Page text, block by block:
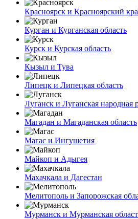
Красноярск и Красноярский
Курган и Курганская область
Курск и Курская область
Кызыл и Тува
Липецк и Липецкая область
Луганск и Луганская народная
Магадан и Магаданская область
Магас и Ингушетия
Майкоп и Адыгея
Махачкала и Дагестан
Мелитополь и Запорожская
Мурманск и Мурманская